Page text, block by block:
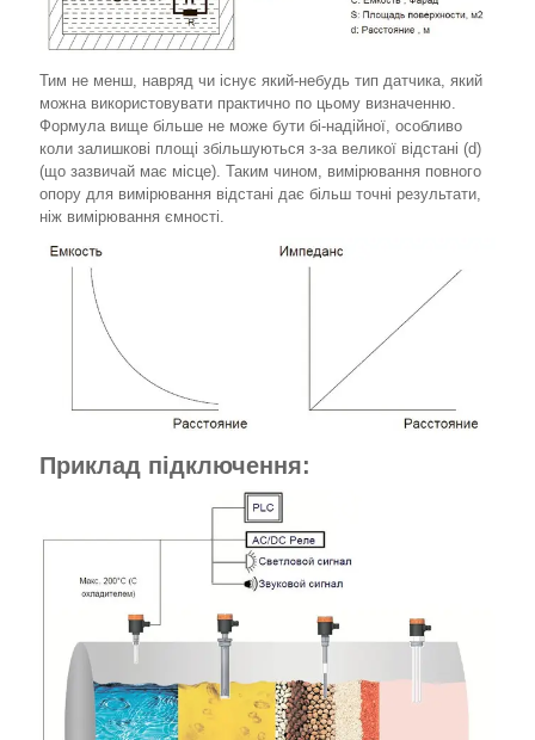
Тим не менш, навряд чи існує який-небудь тип датчика, який
можна використовувати практично по цьому визначенню.
Формула вище більше не може бути бі-надійної, особливо
коли залишкові площі збільшуються з-за великої відстані (d)
(що зазвичай має місце). Таким чином, вимірювання повного
опору для вимірювання відстані дає більш точні результати,
ніж вимірювання ємності.
Приклад підключення: